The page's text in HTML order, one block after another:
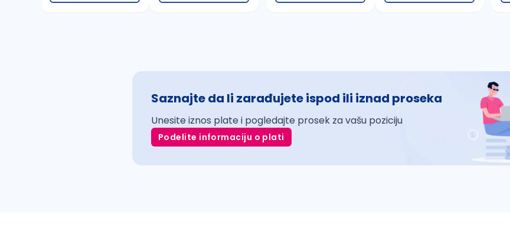
Saznajte da li zarađujete ispod ili iznad proseka
Unesite iznos plate i pogledajte prosek za vašu poziciju
Podelite informaciju o plati